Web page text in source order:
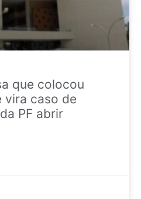
que colocou
vira caso de
PF abrir